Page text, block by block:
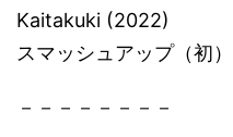
Kaitakuki (2022)
スマッシュアップ（初
－－－－－－－－